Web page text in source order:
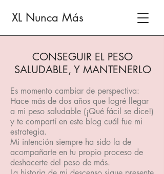
XL Nunca Más
CONSEGUIR EL PESO
SALUDABLE, Y MANTENERLO
Es momento cambiar de perspectiva:
Hace más de dos años que logré llegar
a mi peso saludable (¡Qué fácil se dice!)
y te compartí en este blog cuál fue mi
estrategia.
Mi intención siempre ha sido la de
acompañarte en tu propio proceso de
deshacerte del peso de más.